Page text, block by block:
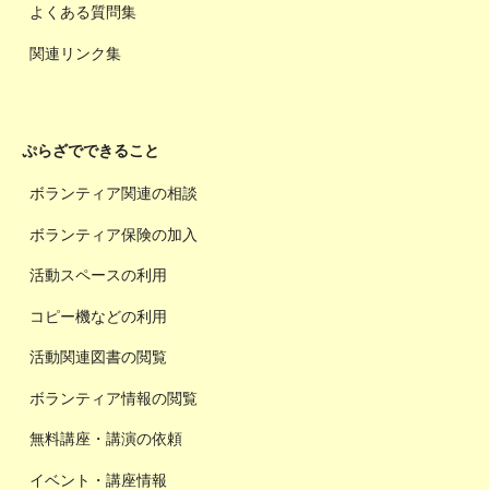
よくある質問集
関連リンク集
ぷらざでできること
ボランティア関連の相談
ボランティア保険の加入
活動スペースの利用
コピー機などの利用
活動関連図書の閲覧
ボランティア情報の閲覧
無料講座・講演の依頼
イベント・講座情報